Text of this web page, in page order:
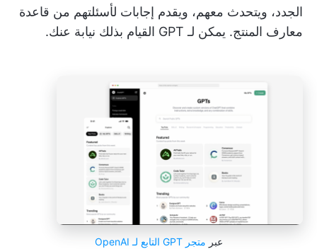
الجدد، ويتحدث معهم، ويقدم إجابات لأسئلتهم من قاعدة
معارف المنتج. يمكن لـ GPT القيام بذلك نيابة عنك.
عبر متجر GPT التابع لـ OpenAI